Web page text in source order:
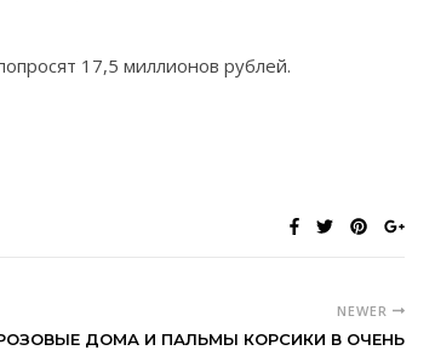
17,5 миллионов рублей.
NEWER
ДОМА И ПАЛЬМЫ КОРСИКИ В ОЧЕНЬ